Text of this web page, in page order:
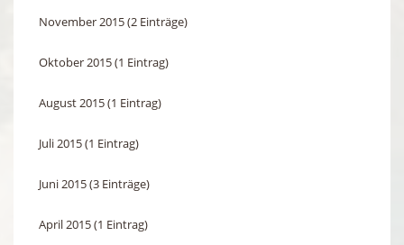
November 2015 (2 Einträge)
Oktober 2015 (1 Eintrag)
August 2015 (1 Eintrag)
Juli 2015 (1 Eintrag)
Juni 2015 (3 Einträge)
April 2015 (1 Eintrag)